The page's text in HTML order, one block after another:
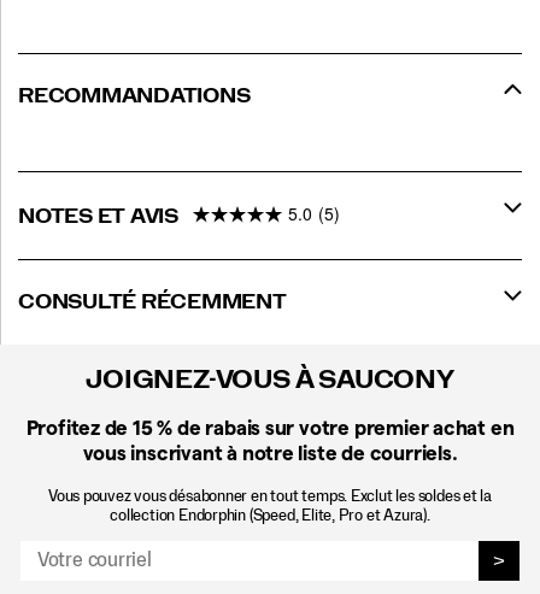
RECOMMANDATIONS
NOTES ET AVIS 5.0 (5)
CONSULTÉ RÉCEMMENT
JOIGNEZ-VOUS À SAUCONY
Profitez de 15 % de rabais sur votre premier achat en
vous inscrivant à notre liste de courriels.
Vous pouvez vous désabonner en tout temps. Exclut les soldes et la
collection Endorphin (Speed, Elite, Pro et Azura).
>